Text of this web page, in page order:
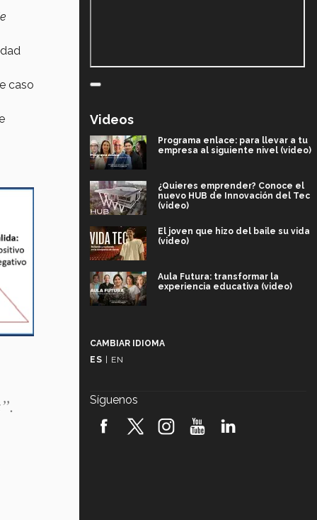
caso
Videos
Programa enlace: para llevar a tu
empresa al siguiente nivel (video)
¿Quieres emprender? Conoce el
nuevo HUB de Innovación del Tec
(video)
El joven que hizo del baile su vida
(video)
Aula Futura: transformar la
experiencia educativa (video)
robótica FIRST 2026! (video)
CAMBIAR IDIOMA
ES | EN
Síguenos